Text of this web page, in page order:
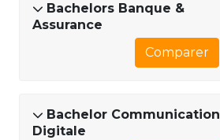
Bachelors Banque &
Assurance
Comparer
Bachelor Communication
Digitale